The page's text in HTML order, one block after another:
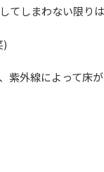
てしまわない限り
)
紫外線によって床